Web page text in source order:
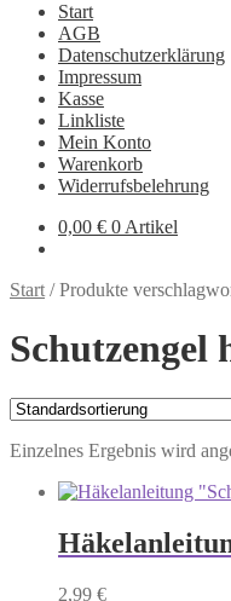
Start
AGB
Datenschutzerklärung
Impressum
Kasse
Linkliste
Mein Konto
Warenkorb
Widerrufsbelehrung
0,00 € 0 Artikel
Start /Produkte
Schutzengel
Einzelnes Ergebnis wird
2,99 €